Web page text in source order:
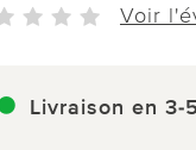
Voir
Livraison en 3-